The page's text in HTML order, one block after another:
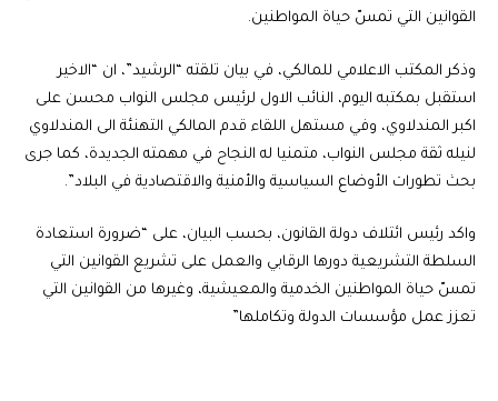
القوانين التي تمسّ حياة المواطنين.
وذكر المكتب الاعلامي للمالكي، في بيان تلقته “الرشيد”، ان “الاخير
استقبل بمكتبه اليوم، النائب الاول لرئيس مجلس النواب محسن على
اكبر المندلاوي، وفي مستهل اللقاء قدم المالكي التهنئة الى المندلاوي
لنيله ثقة مجلس النواب، متمنيا له النجاح في مهمته الجديدة، كما جرى
بحث تطورات الأوضاع السياسية والأمنية والاقتصادية في البلاد”.
واكد رئيس ائتلاف دولة القانون، بحسب البيان، على “ضرورة استعادة
السلطة التشريعية دورها الرقابي والعمل على تشريع القوانين التي
تمسّ حياة المواطنين الخدمية والمعيشية، وغيرها من القوانين التي
تعزز عمل مؤسسات الدولة وتكاملها”